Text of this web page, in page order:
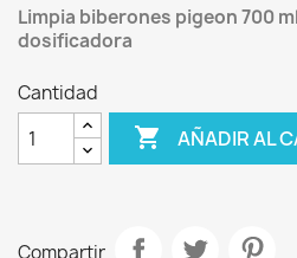
Limpia biberones pigeon 700
dosificadora
Cantidad
 AÑADIR AL
Compartir